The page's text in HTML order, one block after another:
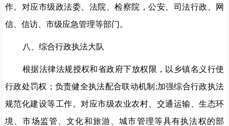
作。对应市级政法委、法院、检察院，公安、司法行政、网
信、信访、市级应急管理等部门。
八、综合行政执法大队
根据法律法规授权和省政府下放权限，以乡镇名义行使
行政处罚权；负责健全执法配合联动机制 ;加强综合行政执法
规范化建设等工作。对应市级农业农村、交通运输、生态环
境、市场监管、文化和旅游、城市管理等具有执法权的部